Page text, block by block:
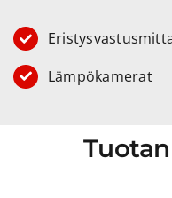
Lämpökamerat